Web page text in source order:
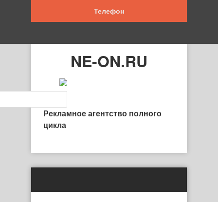
Телефон
NE-ON.RU
Рекламное агентство полного
цикла